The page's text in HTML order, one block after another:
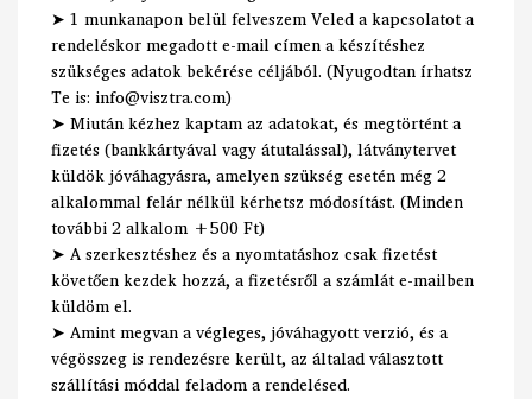
➤ 1 munkanapon belül felveszem Veled a kapcsolatot a
rendeléskor megadott e-mail címen a készítéshez
szükséges adatok bekérése céljából. (Nyugodtan írhatsz
Te is: info@visztra.com)
➤ Miután kézhez kaptam az adatokat, és megtörtént a
fizetés (bankkártyával vagy átutalással), látványtervet
küldök jóváhagyásra, amelyen szükség esetén még 2
alkalommal felár nélkül kérhetsz módosítást. (Minden
további 2 alkalom +500 Ft)
➤ A szerkesztéshez és a nyomtatáshoz csak fizetést
követően kezdek hozzá, a fizetésről a számlát e-mailben
küldöm el.
➤ Amint megvan a végleges, jóváhagyott verzió, és a
végösszeg is rendezésre került, az általad választott
szállítási móddal feladom a rendelésed.